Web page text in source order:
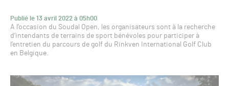
Publié le 13 avril 2022 à 05h00
A l’occasion du Soudal Open, les organisateurs sont à la recherche
d’intendants de terrains de sport bénévoles pour participer à
l’entretien du parcours de golf du Rinkven International Golf Club
en Belgique.